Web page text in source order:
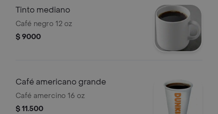
Tinto mediano
Café negro 12 oz
$ 9000
Café americano grande
Café amercino 16 oz
$ 11.500